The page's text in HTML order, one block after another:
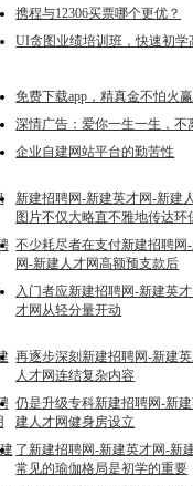
携程与12306买票哪个更优？
UI贪图业绩培训班，快速初学
免费下载app，精真金不怕火
深情广告：爱你一生一生，不
企业自建网站平台的勤苦性
新建招聘网-新建英才网-新建
图片不仅大略直不雅地传达环
不少耗尽者在支付新建招聘网
网-新建人才网高额预支款后
入门者应新建招聘网-新建英
才网从轻分量开动
再逐步深刻新建招聘网-新建
人才网连结复杂内容
仍是升级专科新建招聘网-新
建人才网健身房设立
了新建招聘网-新建英才网-新
常见的瑜伽格局是初学的重要